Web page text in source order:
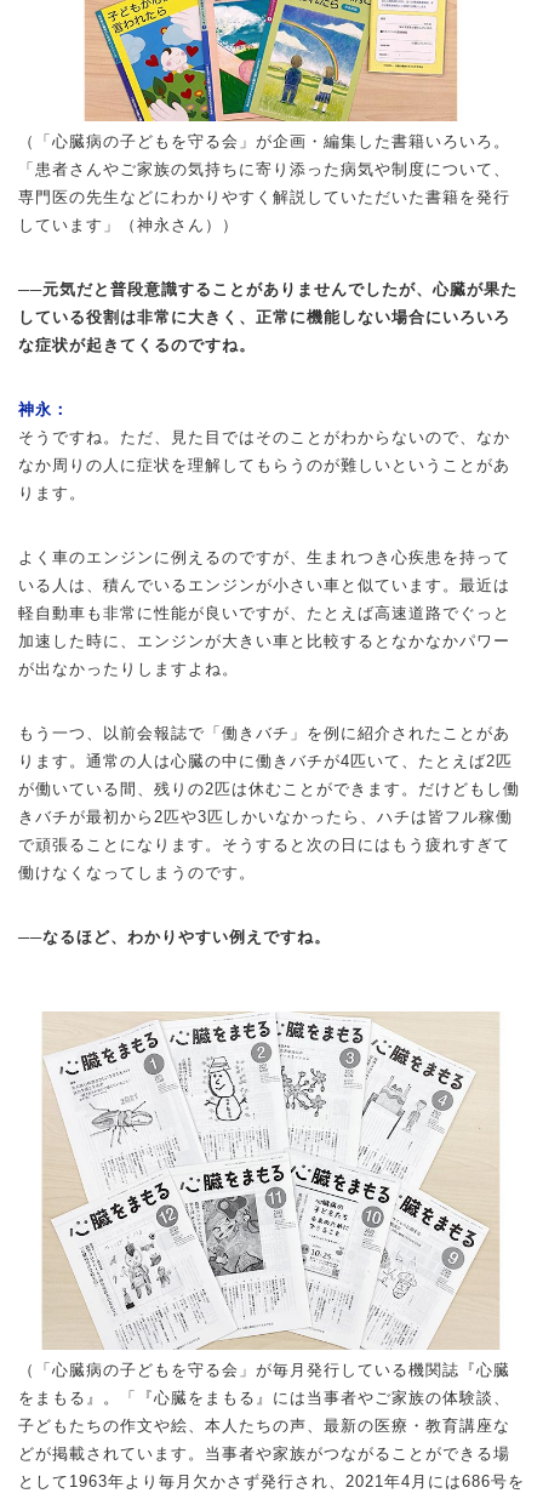
（「心臓病の子どもを守る会」が企画・編集した書籍いろいろ。
「患者さんやご家族の気持ちに寄り添った病気や制度について、
専門医の先生などにわかりやすく解説していただいた書籍を発行
しています」（神永さん））
──元気だと普段意識することがありませんでしたが、心臓が果た
している役割は非常に大きく、正常に機能しない場合にいろいろ
な症状が起きてくるのですね。
神永：
そうですね。ただ、見た目ではそのことがわからないので、なか
なか周りの人に症状を理解してもらうのが難しいということがあ
ります。
よく車のエンジンに例えるのですが、生まれつき心疾患を持って
いる人は、積んでいるエンジンが小さい車と似ています。最近は
軽自動車も非常に性能が良いですが、たとえば高速道路でぐっと
加速した時に、エンジンが大きい車と比較するとなかなかパワー
が出なかったりしますよね。
もう一つ、以前会報誌で「働きバチ」を例に紹介されたことがあ
ります。通常の人は心臓の中に働きバチが4匹いて、たとえば2匹
が働いている間、残りの2匹は休むことができます。だけどもし働
きバチが最初から2匹や3匹しかいなかったら、ハチは皆フル稼働
で頑張ることになります。そうすると次の日にはもう疲れすぎて
働けなくなってしまうのです。
──なるほど、わかりやすい例えですね。
（「心臓病の子どもを守る会」が毎月発行している機関誌『心臓
をまもる』。「『心臓をまもる』には当事者やご家族の体験談、
子どもたちの作文や絵、本人たちの声、最新の医療・教育講座な
どが掲載されています。当事者や家族がつながることができる場
として1963年より毎月欠かさず発行され、2021年4月には686号を